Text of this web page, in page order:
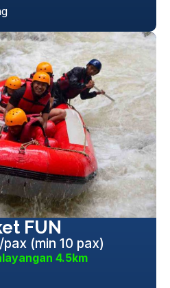
FUN
(min 10 pax)
4.5km